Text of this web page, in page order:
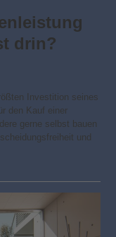
drin?
Investition seines
den Kauf einer
gerne selbst bauen
und